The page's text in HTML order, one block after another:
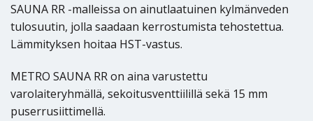
SAUNA RR -malleissa on ainutlaatuinen kylmänveden
tulosuutin, jolla saadaan kerrostumista tehostettua.
Lämmityksen hoitaa HST-vastus.
METRO SAUNA RR on aina varustettu
varolaiteryhmällä, sekoitusventtiilillä sekä 15 mm
puserrusiittimellä.